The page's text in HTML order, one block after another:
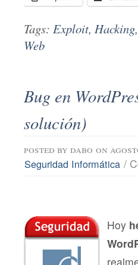
Tags: Exploit, Hacking
Web
Bug en
solución)
posted by dabo on
Seguridad Informática /
Hoy